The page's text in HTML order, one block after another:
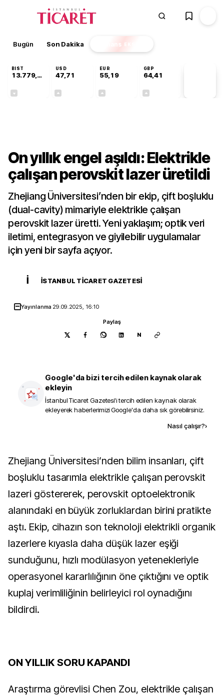
Bugün Son Dakika Finans EKSTRA
BIST
13.779,39
USD
47,71
EUR
55,19
GBP
64,41
On yıllık engel aşıldı: Elektrikle
çalışan perovskit lazer üretildi
Zhejiang Üniversitesi’nden bir ekip, çift boşluklu
(dual-cavity) mimariyle elektrikle çalışan
perovskit lazer üretti. Yeni yaklaşım; optik veri
iletimi, entegrasyon ve giyilebilir uygulamalar
için yeni bir sayfa açıyor.
İ İSTANBUL TICARET GAZETESI
Yayınlanma 29.09.2025, 16:10
Paylaş
N
Google'da bizi tercih edilen kaynak olarak
ekleyin
İstanbul Ticaret Gazetesi'i tercih edilen kaynak olarak
ekleyerek haberlerimizi Google'da daha sık görebilirsiniz.
Nasıl çalışır?›
Zhejiang Üniversitesi’nden bilim insanları, çift
boşluklu tasarımla elektrikle çalışan perovskit
lazeri göstererek, perovskit optoelektronik
alanındaki en büyük zorluklardan birini pratikte
aştı. Ekip, cihazın son teknoloji elektrikli organik
lazerlere kıyasla daha düşük lazer eşiği
sunduğunu, hızlı modülasyon yetenekleriyle
operasyonel kararlılığının öne çıktığını ve optik
kuplaj verimliliğinin belirleyici rol oynadığını
bildirdi.
ON YILLIK SORU KAPANDI
Araştırma görevlisi Chen Zou, elektrikle çalışan